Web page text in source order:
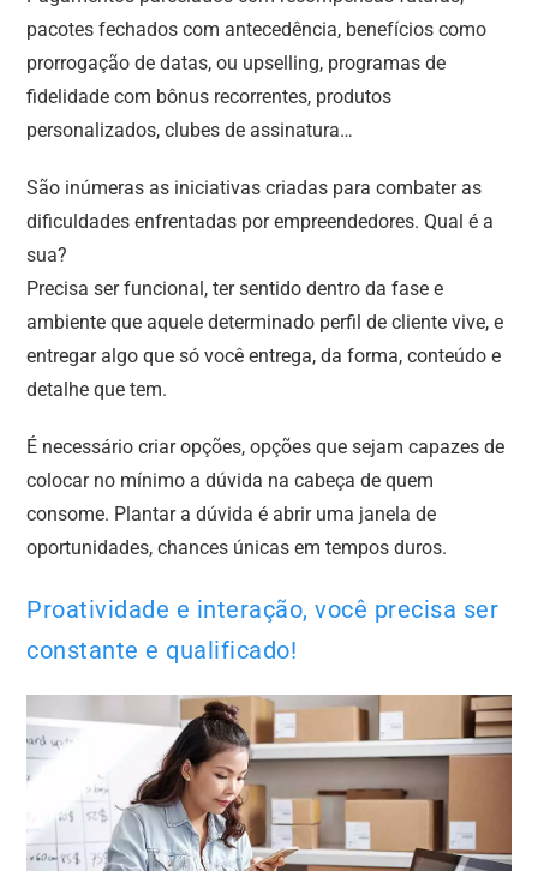
pacotes fechados com antecedência, benefícios como
prorrogação de datas, ou upselling, programas de
fidelidade com bônus recorrentes, produtos
personalizados, clubes de assinatura…
São inúmeras as iniciativas criadas para combater as
dificuldades enfrentadas por empreendedores. Qual é a
sua?
Precisa ser funcional, ter sentido dentro da fase e
ambiente que aquele determinado perfil de cliente vive, e
entregar algo que só você entrega, da forma, conteúdo e
detalhe que tem.
É necessário criar opções, opções que sejam capazes de
colocar no mínimo a dúvida na cabeça de quem
consome. Plantar a dúvida é abrir uma janela de
oportunidades, chances únicas em tempos duros.
Proatividade e interação, você precisa ser
constante e qualificado!